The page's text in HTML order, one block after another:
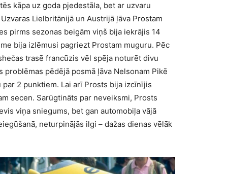
kāpa uz goda pjedestāla, bet ar uzvaru
Lielbritānijā un Austrijā ļāva Prostam
pirms sezonas beigām viņš bija iekrājis 14
bija izlēmusi pagriezt Prostam muguru. Pēc
trasē francūzis vēl spēja noturēt divu
pēdējā posmā ļāva Nelsonam Pikē
2 punktiem. Lai arī Prosts bija izcīnījis
secen. Sarūgtināts par neveiksmi, Prosts
viņa sniegums, bet gan automobiļa vājā
neturpinājās ilgi – dažas dienas vēlāk